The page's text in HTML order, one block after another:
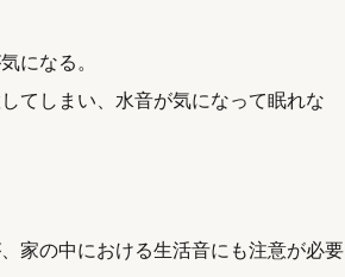
になる。
てしまい、水音が気になって眠れな
家の中における生活音にも注意が必要